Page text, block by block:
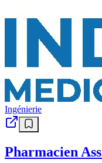
Ingénierie
Pharmacien